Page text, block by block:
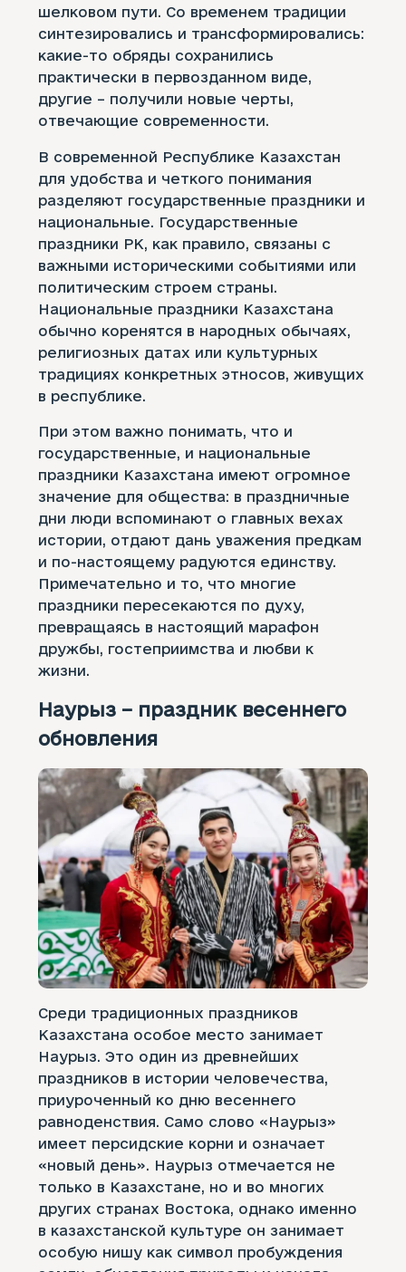
шелковом пути. Со временем традиции
синтезировались и трансформировались:
какие-то обряды сохранились
практически в первозданном виде,
другие – получили новые черты,
отвечающие современности.
В современной Республике Казахстан
для удобства и четкого понимания
разделяют государственные праздники и
национальные. Государственные
праздники РК, как правило, связаны с
важными историческими событиями или
политическим строем страны.
Национальные праздники Казахстана
обычно коренятся в народных обычаях,
религиозных датах или культурных
традициях конкретных этносов, живущих
в республике.
При этом важно понимать, что и
государственные, и национальные
праздники Казахстана имеют огромное
значение для общества: в праздничные
дни люди вспоминают о главных вехах
истории, отдают дань уважения предкам
и по-настоящему радуются единству.
Примечательно и то, что многие
праздники пересекаются по духу,
превращаясь в настоящий марафон
дружбы, гостеприимства и любви к
жизни.
Наурыз – праздник весеннего
обновления
Среди традиционных праздников
Казахстана особое место занимает
Наурыз. Это один из древнейших
праздников в истории человечества,
приуроченный ко дню весеннего
равноденствия. Само слово «Наурыз»
имеет персидские корни и означает
«новый день». Наурыз отмечается не
только в Казахстане, но и во многих
других странах Востока, однако именно
в казахстанской культуре он занимает
особую нишу как символ пробуждения